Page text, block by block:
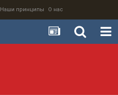
Наши принципы О нас